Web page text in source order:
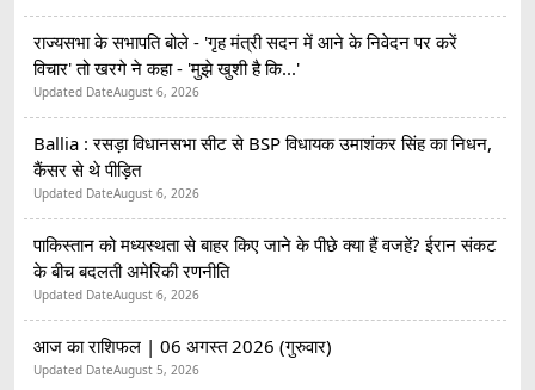
राज्यसभा के सभापति बोले - 'गृह मंत्री सदन में आने के निवेदन पर करें
विचार' तो खरगे ने कहा - 'मुझे खुशी है कि...'
Updated DateAugust 6, 2026
Ballia : रसड़ा विधानसभा सीट से BSP विधायक उमाशंकर सिंह का निधन,
कैंसर से थे पीड़ित
Updated DateAugust 6, 2026
पाकिस्तान को मध्यस्थता से बाहर किए जाने के पीछे क्या हैं वजहें? ईरान संकट
के बीच बदलती अमेरिकी रणनीति
Updated DateAugust 6, 2026
आज का राशिफल | 06 अगस्त 2026 (गुरुवार)
Updated DateAugust 5, 2026